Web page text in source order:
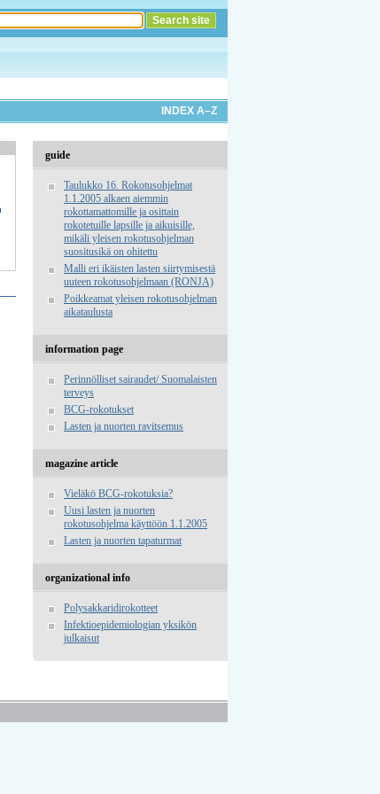
INDEX A–Z
guide
Taulukko 16. Rokotusohjelmat
1.1.2005 alkaen aiemmin
rokottamattomille ja osittain
rokotetuille lapsille ja aikuisille,
mikäli yleisen rokotusohjelman
suositusikä on ohitettu
Malli eri ikäisten lasten siirtymisestä
uuteen rokotusohjelmaan (RONJA)
Poikkeamat yleisen rokotusohjelman
aikataulusta
information page
Perinnölliset sairaudet/ Suomalaisten
terveys
BCG-rokotukset
Lasten ja nuorten ravitsemus
magazine article
Vieläkö BCG-rokotuksia?
Uusi lasten ja nuorten
rokotusohjelma käyttöön 1.1.2005
Lasten ja nuorten tapaturmat
organizational info
Polysakkaridirokotteet
Infektioepidemiologian yksikön
julkaisut